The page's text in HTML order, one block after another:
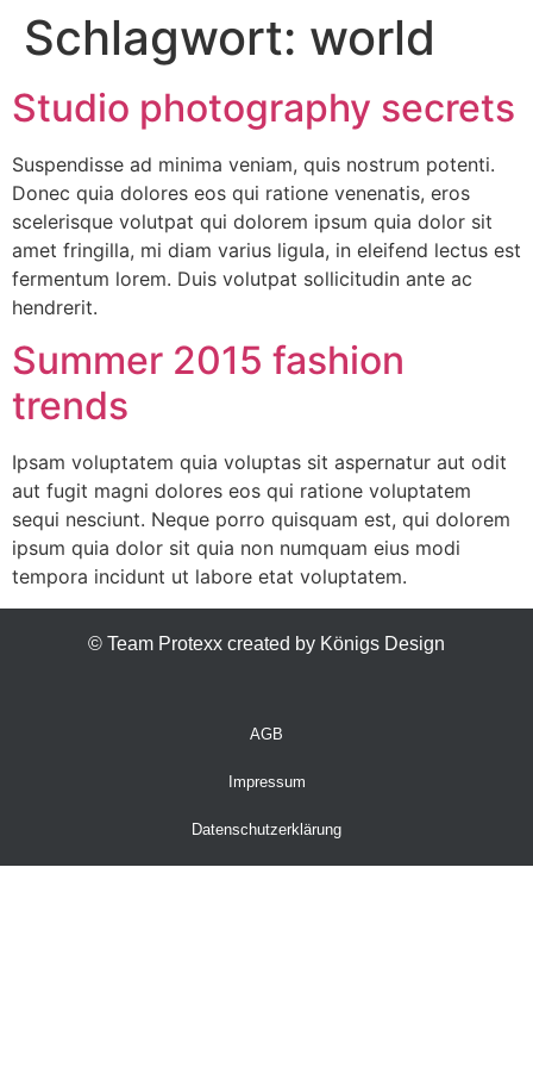
Schlagwort: world
Studio photography secrets
Suspendisse ad minima veniam, quis nostrum potenti.
Donec quia dolores eos qui ratione venenatis, eros
scelerisque volutpat qui dolorem ipsum quia dolor sit
amet fringilla, mi diam varius ligula, in eleifend lectus est
fermentum lorem. Duis volutpat sollicitudin ante ac
hendrerit.
Summer 2015 fashion
trends
Ipsam voluptatem quia voluptas sit aspernatur aut odit
aut fugit magni dolores eos qui ratione voluptatem
sequi nesciunt. Neque porro quisquam est, qui dolorem
ipsum quia dolor sit quia non numquam eius modi
tempora incidunt ut labore etat voluptatem.
© Team Protexx created by Königs Design
AGB
Impressum
Datenschutzerklärung